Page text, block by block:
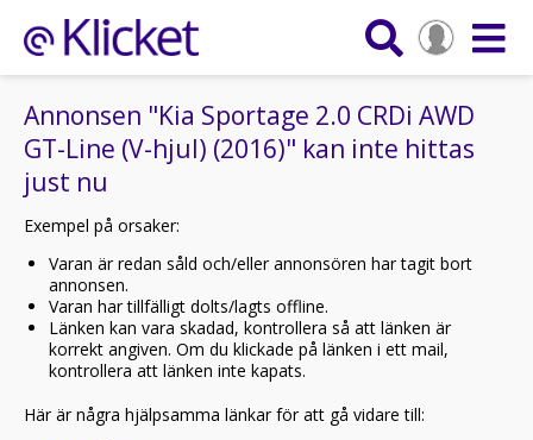
Annonsen "Kia Sportage 2.0 CRDi AWD
GT-Line (V-hjul) (2016)" kan inte hittas
just nu
Exempel på orsaker:
Varan är redan såld och/eller annonsören har tagit bort
annonsen.
Varan har tillfälligt dolts/lagts offline.
Länken kan vara skadad, kontrollera så att länken är
korrekt angiven. Om du klickade på länken i ett mail,
kontrollera att länken inte kapats.
Här är några hjälpsamma länkar för att gå vidare till: